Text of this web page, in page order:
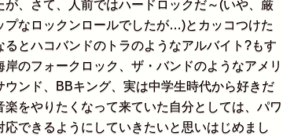
、さて、人前ではハードロックだ～(いや、厳
プなロックンロールでしたが…)とカッコつけた
とハコバンドのトラのようなアルバイト?もす
のフォークロック、ザ・バンドのようなアメリ
ンド、BBキング、実は中学生時代から好きだ
をやりたくなって来ていた自分としては、パワ
できるようにしていきたいと思いはじめまし